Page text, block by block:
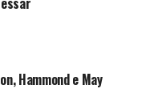
Hammond e May